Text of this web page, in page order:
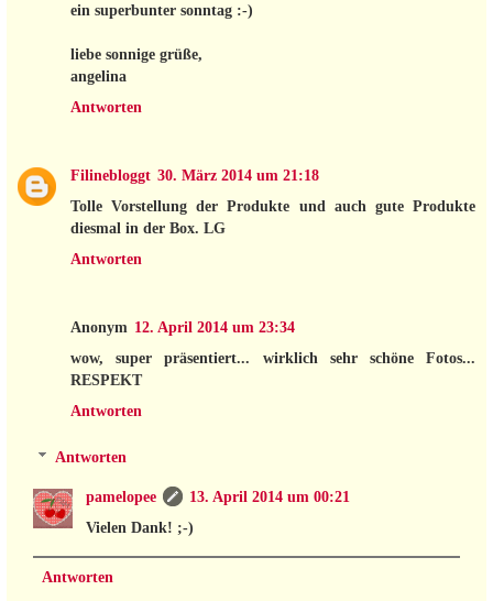
ein superbunter sonntag :-)
liebe sonnige grüße,
angelina
Antworten
Filinebloggt 30. März 2014 um 21:18
Tolle Vorstellung der Produkte und auch gute Produkte
diesmal in der Box. LG
Antworten
Anonym 12. April 2014 um 23:34
wow, super präsentiert... wirklich sehr schöne Fotos...
RESPEKT
Antworten
Antworten
pamelopee
13. April 2014 um 00:21
Vielen Dank! ;-)
Antworten